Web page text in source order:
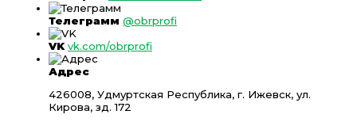
Телеграмм @obrprofi
VK vk.com/obrprofi
Адрес
426008, Удмуртская Республика, г. Ижевск, ул.
Кирова, зд. 172